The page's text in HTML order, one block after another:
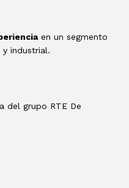
en un segmento
industrial.
del grupo RTE De